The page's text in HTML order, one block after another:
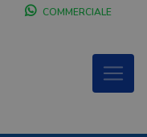
COMMERCIALE